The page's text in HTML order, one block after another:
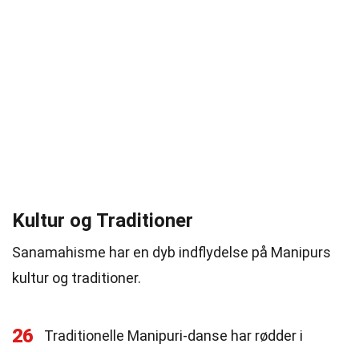
Kultur og Traditioner
Sanamahisme har en dyb indflydelse på Manipurs
kultur og traditioner.
26
Traditionelle Manipuri-danse har rødder i